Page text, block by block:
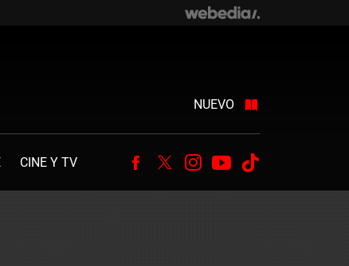
NUEVO
CINE Y TV Facebook
TwitterInstagram
Youtube